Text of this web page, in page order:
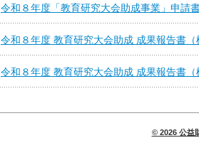
令和８年度「教育研究大会助成事業」申請
令和８年度 教育研究大会助成 成果報告書（
令和８年度 教育研究大会助成 成果報告書
© 2026 公益